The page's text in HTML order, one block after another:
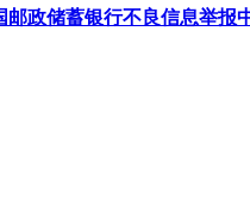
邮政储蓄银行不良信息举报